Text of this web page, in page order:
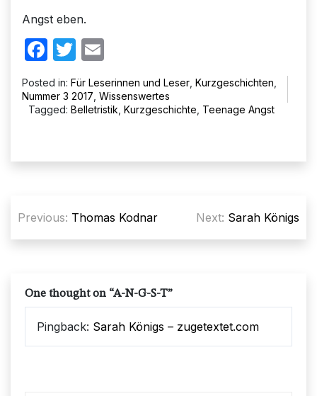
Angst eben.
Facebook
Twitter
Posted in: Für Leserinnen und Leser Kurzgeschichten
Nummer 3 2017 Wissenswertes
Tagged: Belletristik Kurzgeschichte Teenage Angst
Previous: Thomas Kodnar Next: Sarah Königs
One thought on “A-N-G-S-T”
Pingback: Sarah Königs – zugetextet.com